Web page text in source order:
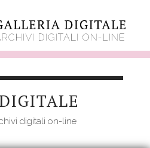
digitali on-line